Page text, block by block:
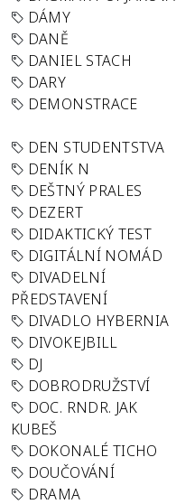
DÁMY
DANĚ
DANIEL STACH
DARY
DEMONSTRACE
DEN STUDENTSTVA
DENÍK N
DEŠTNÝ PRALES
DEZERT
DIDAKTICKÝ TEST
DIGITÁLNÍ NOMÁD
DIVADELNÍ
PŘEDSTAVENÍ
DIVADLO HYBERNIA
DIVOKEJBILL
DJ
DOBRODRUŽSTVÍ
DOC. RNDR. JAK
KUBEŠ
DOKONALÉ TICHO
DOUČOVÁNÍ
DRAMA